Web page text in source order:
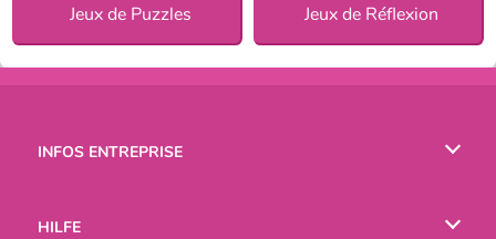
Jeux de Puzzles Jeux de Réflexion
INFOS ENTREPRISE
HILFE